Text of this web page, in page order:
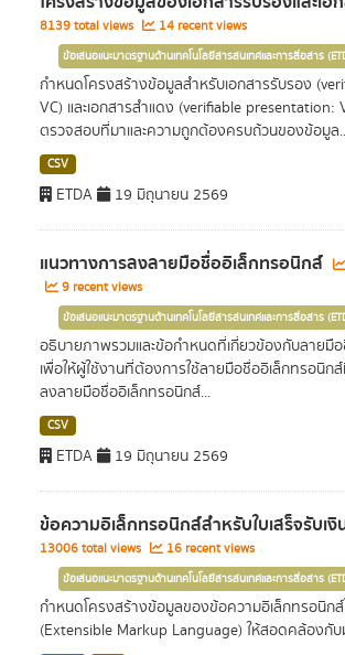
8139 total views 14 recent views
ข้อเสนอแนะมาตรฐานด้านเทคโนโลยีสารสนเทศและการสื่อสาร
กำหนดโครงสร้างข้อมูลสำหรับเอกสารรับรอง
VC) และเอกสารสำแดง (verifiable presentation:
ตรวจสอบที่มาและความถูกต้องครบถ้วนของข้อมูล
CSV
ETDA 19 มิถุนายน 2569
แนวทางการลงลายมือชื่ออิเล็กทรอนิกส์
9 recent views
ข้อเสนอแนะมาตรฐานด้านเทคโนโลยีสารสนเทศและการสื่อสาร
อธิบายภาพรวมและข้อกำหนดที่เกี่ยวข้องกับลายมื
เพื่อให้ผู้ใช้งานที่ต้องการใช้ลายมือชื่ออิเล็กทรอนิก
ลงลายมือชื่ออิเล็กทรอนิกส์...
CSV
ETDA 19 มิถุนายน 2569
ข้อความอิเล็กทรอนิกส์สำหรับใบเสร็จรับเ
13006 total views 16 recent views
ข้อเสนอแนะมาตรฐานด้านเทคโนโลยีสารสนเทศและการสื่อสาร
กำหนดโครงสร้างข้อมูลของข้อความอิเล็กทรอนิกส์
(Extensible Markup Language) ให้สอดคล้องกั